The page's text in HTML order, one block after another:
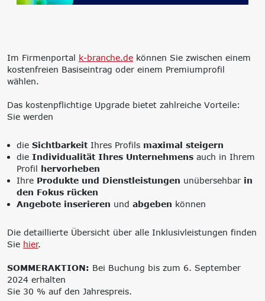
‘Lernen formt
e.V.
Consulting: Strategie,
Transformation,
Innovationsnetzwerke
Internationalisierung
EcoDesign
PCF, Produkt &
Wesentlichkeit, KPI &
Footprint (CCF)
Environmental Product
Declaration (EPD)
Im Firmenportal k-branche.de können Sie zwischen einem
kostenfreien Basiseintrag oder einem Premiumprofil
wählen.
Das kostenpflichtige Upgrade bietet zahlreiche Vorteile:
Sie werden
die Sichtbarkeit Ihres Profils maximal steigern
die Individualität Ihres Unternehmens auch in Ihrem
Profil hervorheben
Ihre Produkte und Dienstleistungen unübersehbar in
den Fokus rücken
Angebote inserieren und abgeben können
Die detaillierte Übersicht über alle Inklusivleistungen finden
Sie hier.
SOMMERAKTION: Bei Buchung bis zum 6. September
2024 erhalten
Sie 30 % auf den Jahrespreis.